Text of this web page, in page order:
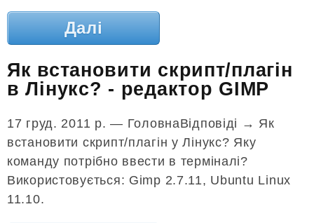
Далі
Як встановити скрипт/плагін
в Лінукс? - редактор GIMP
17 груд. 2011 р. — ГоловнаВідповіді → Як
встановити скрипт/плагін у Лінукс? Яку
команду потрібно ввести в терміналі?
Використовується: Gimp 2.7.11, Ubuntu Linux
11.10.